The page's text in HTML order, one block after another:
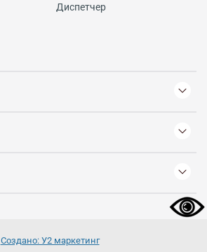
Диспетчер
Создано: У2 маркетинг